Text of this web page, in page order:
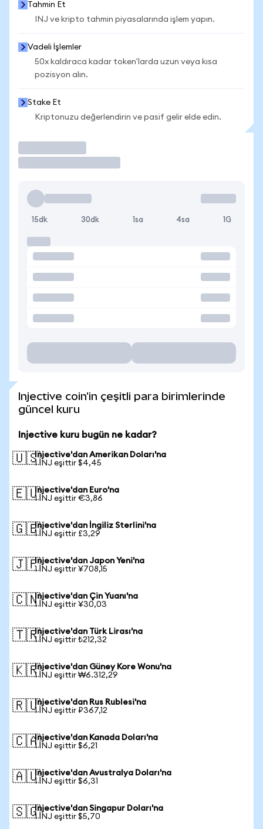
Tahmin Et
INJ ve kripto tahmin piyasalarında işlem yapın.
Vadeli İşlemler
50x kaldıraca kadar token'larda uzun veya kısa
pozisyon alın.
Stake Et
Kriptonuzu değerlendirin ve pasif gelir elde edin.
15dk 30dk 1sa 4sa 1G
Injective coin'in çeşitli para birimlerinde
güncel kuru
Injective kuru bugün ne kadar?
🇺🇸Injective'dan Amerikan Doları'na
1 INJ eşittir $4,45
🇪🇺Injective'dan Euro'na
1 INJ eşittir €3,86
🇬🇧Injective'dan İngiliz Sterlini'na
1 INJ eşittir £3,29
🇯🇵Injective'dan Japon Yeni'na
1 INJ eşittir ¥708,15
🇨🇳Injective'dan Çin Yuanı'na
1 INJ eşittir ¥30,03
🇹🇷Injective'dan Türk Lirası'na
1 INJ eşittir ₺212,32
🇰🇷Injective'dan Güney Kore Wonu'na
1 INJ eşittir ₩6.312,29
🇷🇺Injective'dan Rus Rublesi'na
1 INJ eşittir ₽367,12
🇨🇦Injective'dan Kanada Doları'na
1 INJ eşittir $6,21
🇦🇺Injective'dan Avustralya Doları'na
1 INJ eşittir $6,31
🇸🇬Injective'dan Singapur Doları'na
1 INJ eşittir $5,70